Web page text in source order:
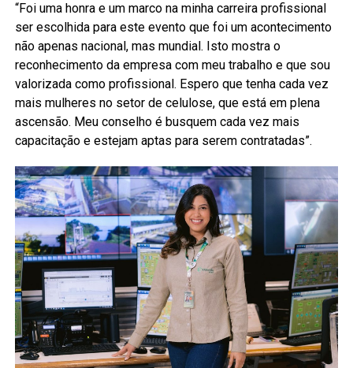
“Foi uma honra e um marco na minha carreira profissional
ser escolhida para este evento que foi um acontecimento
não apenas nacional, mas mundial. Isto mostra o
reconhecimento da empresa com meu trabalho e que sou
valorizada como profissional. Espero que tenha cada vez
mais mulheres no setor de celulose, que está em plena
ascensão. Meu conselho é busquem cada vez mais
capacitação e estejam aptas para serem contratadas”.